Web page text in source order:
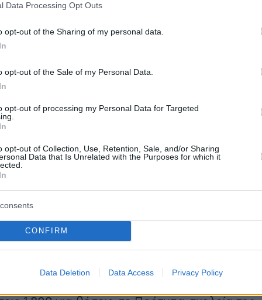
Data Processing Opt Outs
opt-out of the Sharing of my personal data.
opt-out of the Sale of my Personal Data.
opt-out of processing my Personal Data for Targeted
opt-out of Collection, Use, Retention, Sale, and/or Sharing
Data that Is Unrelated with the Purposes for which it
CONFIRM
Data Deletion Data Access Privacy Policy
δεξιοτήτων για την εισαγωγή στα
και Πρότυπα Εκκλησιαστικά Σχολεία
το Σάββατο 25 Απριλίου 2026 ενώ η
(ΔΗΜ.Ω.Σ.) διεξήχθη την Κυριακή 26
το χρονοδιάγραμμα, τα αποτελέσματα
εντός δεκαπενθημέρου, γεγονός που
τελικά ισχύει.
μία θέση
σε Πρότυπα, Πειραματικά, Δημόσια
Πρότυπα Εκκλησιαστικά Σχολεία, για το
2026-2027, υπεβλήθησαν μέσω
αιτήσεις, ως ακολούθως: